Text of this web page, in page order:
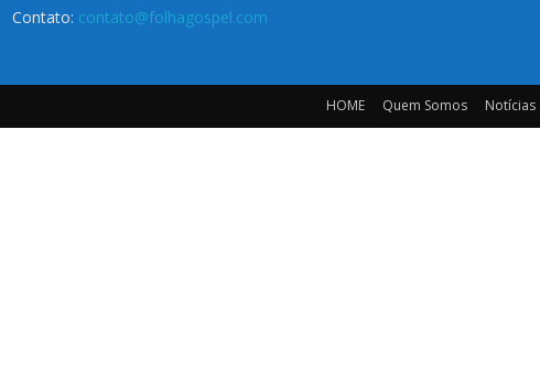
Contato: contato@folhagospel.com
HOME Quem Somos Notícias